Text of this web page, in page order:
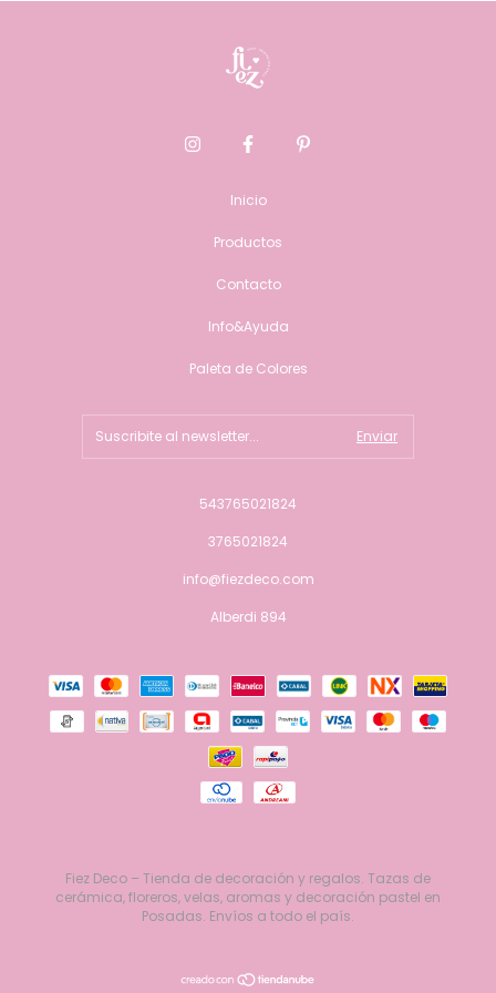
Inicio
Productos
Contacto
Info&Ayuda
Paleta de Colores
543765021824
3765021824
info@fiezdeco.com
Alberdi 894
Fiez Deco – Tienda de decoración y regalos. Tazas de
cerámica, floreros, velas, aromas y decoración pastel en
Posadas. Envíos a todo el país.